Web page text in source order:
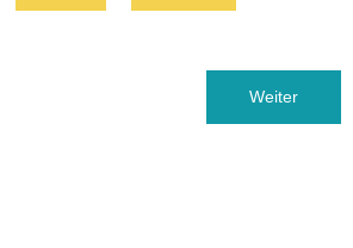
FRAUEN.MACHEN.LAUSITZ Nächster
Weiter